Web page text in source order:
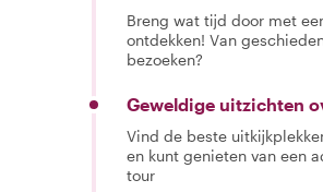
Breng wat tijd door met
ontdekken! Van
bezoeken?
Geweldige uitzichten
Vind de beste
en kunt genieten van een
tour